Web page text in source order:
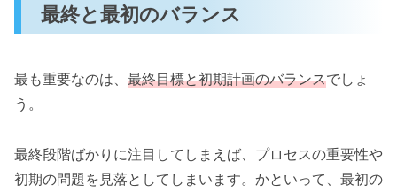
最終と最初のバランス
最も重要なのは、 最終目標と初期計画のバランスでしょ
う。
最終段階ばかりに注目してしまえば、プロセスの重要性や
初期の問題を見落としてしまいます。かといって、最初の